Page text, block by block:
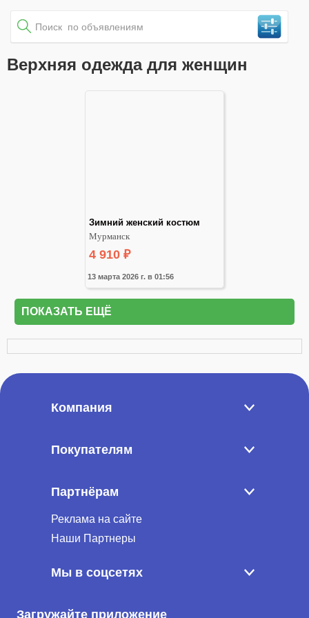
Верхняя одежда для женщин
13 марта 2026 г. в 01:56
Зимний женский костюм
Мурманск
4 910 ₽
ПОКАЗАТЬ ЕЩЁ
Компания
Покупателям
Партнёрам
Реклама на сайте
Наши Партнеры
Мы в соцсетях
Загружайте приложение